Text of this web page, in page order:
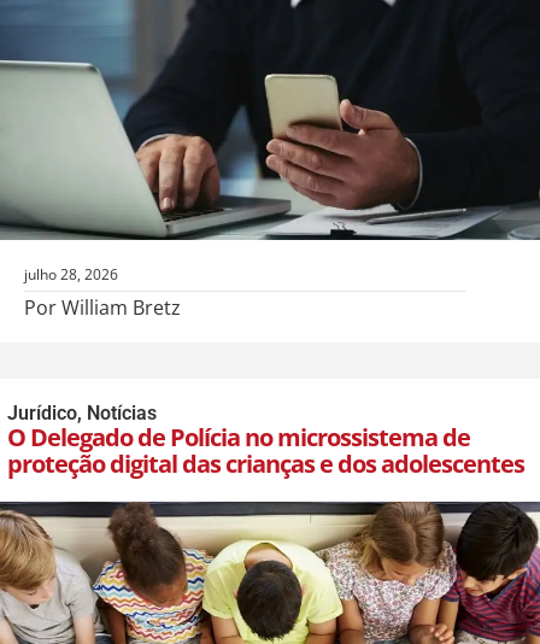
julho 28, 2026
Por William Bretz
Jurídico, Notícias
O Delegado de Polícia no microssistema de
proteção digital das crianças e dos adolescentes